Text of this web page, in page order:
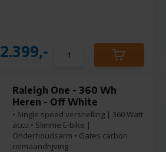
2.399,-
Raleigh One - 360 Wh
Heren - Off White
• Single speed versnelling | 360 Watt
accu • Slimme E-bike |
Onderhoudsarm • Gates carbon
riemaandrijving